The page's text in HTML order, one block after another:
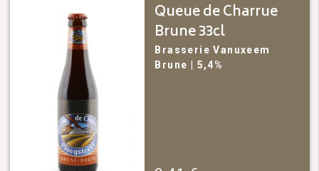
Queue de Charrue
Brune 33cl
Brasserie Vanuxeem
Brune
| 5,4%